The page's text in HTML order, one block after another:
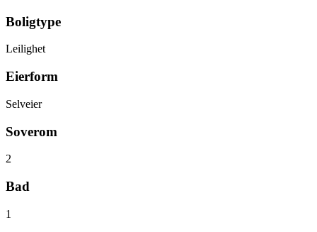
Boligtype
Leilighet
Eierform
Selveier
Soverom
2
Bad
1